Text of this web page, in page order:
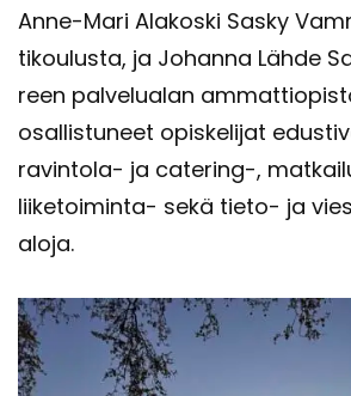
Anne-​Mari Ala­kos­ki Sasky
ti­kou­lus­ta, ja Jo­han­na Lähde
reen pal­ve­lua­lan
osal­lis­tu­neet opis­ke­li­jat
ravintola-​ ja catering-​,
liiketoiminta-​ sekä tieto-​ ja
aloja.